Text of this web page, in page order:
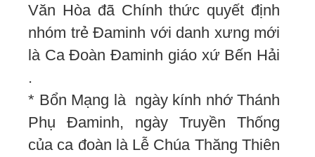
Văn Hòa đã Chính thức quyết định
nhóm trẻ Đaminh với danh xưng mới
là Ca Đoàn Đaminh giáo xứ Bến Hải
.
* Bổn Mạng là ngày kính nhớ Thánh
Phụ Đaminh, ngày Truyền Thống
của ca đoàn là Lễ Chúa Thăng Thiên